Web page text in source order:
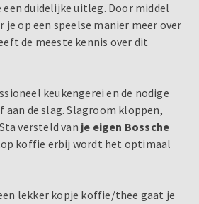
een duidelijke uitleg. Door middel
je op een speelse manier meer over
de meeste kennis over dit
keukengerei en de nodige
aan de slag. Slagroom kloppen,
versteld van je eigen Bossche
koffie erbij wordt het optimaal
lekker kopje koffie/thee gaat je